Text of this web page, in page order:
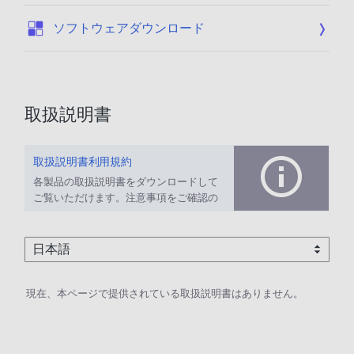
ソフトウェアダウンロード
取扱説明書
取扱説明書利用規約
各製品の取扱説明書をダウンロードして
ご覧いただけます。注意事項をご確認の
現在、本ページで提供されている取扱説明書はありません。